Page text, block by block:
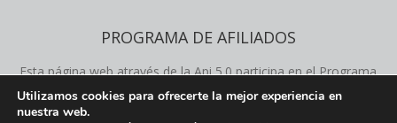
PROGRAMA DE AFILIADOS
Esta página web através de la Api 5.0 participa en el Programa
de Afiliados de Amazon Product Advertising, este programa
permite a los propietários de la web obtener comisiones de
Utilizamos cookies para ofrecerte la mejor experiencia en
nuestra web.